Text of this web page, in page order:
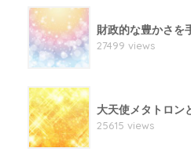
財政的な豊かさを
27499 views
大天使メタトロン
25615 views